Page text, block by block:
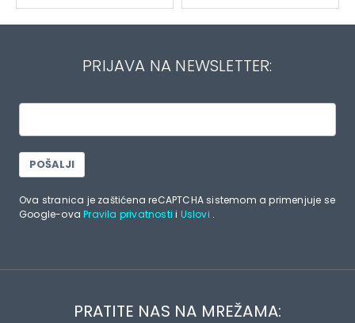
PRIJAVA NA NEWSLETTER:
POŠALJI
Ova stranica je zaštićena reCAPTCHA sistemom a primenjuje se
Google-ovaPravila privatnosti i Uslovi .
PRATITE NAS NA MREŽAMA: